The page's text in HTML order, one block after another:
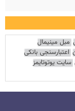
مبل مینیمال
اعتبارسنجی بانکی
سایت یوتوتایمز